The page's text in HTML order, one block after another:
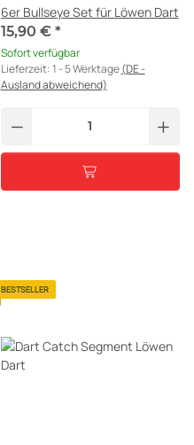
6er Bullseye Set für Löwen Dart
15,90 € *
Sofort verfügbar
Lieferzeit:1 - 5 Werktage(DE -
Ausland abweichend)
BESTSELLER